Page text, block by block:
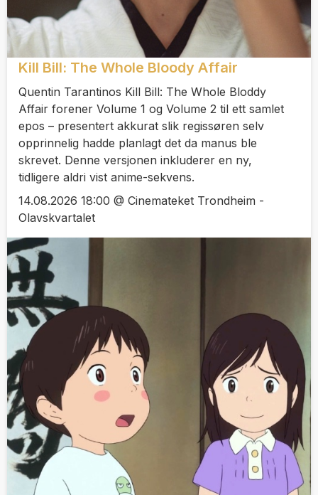
Kill Bill: The Whole Bloody Affair
Quentin Tarantinos Kill Bill: The Whole Bloddy
Affair forener Volume 1 og Volume 2 til ett samlet
epos – presentert akkurat slik regissøren selv
opprinnelig hadde planlagt det da manus ble
skrevet. Denne versjonen inkluderer en ny,
tidligere aldri vist anime-sekvens.
14.08.2026 18:00 @ Cinemateket Trondheim -
Olavskvartalet